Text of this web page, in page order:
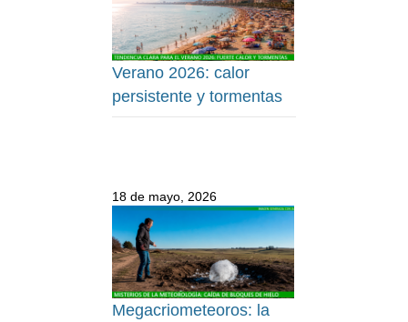
Verano 2026: calor
persistente y tormentas
18 de mayo, 2026
Megacriometeoros: la